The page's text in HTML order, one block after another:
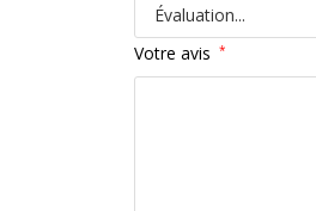
Votre avis *